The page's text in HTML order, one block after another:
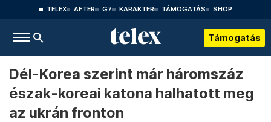
TELEX AFTER G7 KARAKTER TÁMOGATÁS SHOP
Támogatás
Dél-Korea szerint már háromszáz
észak-koreai katona halhatott meg
az ukrán fronton